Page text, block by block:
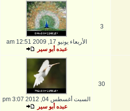
3
الأربعاء يونيو 17, 2009 12:51 am
عبده أبو سير
30
السبت أغسطس 04, 2012 3:07 pm
عبده أبو سير